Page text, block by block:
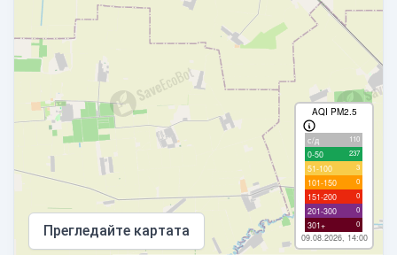
AQI PM2.5
с/д 110
0-50 237
51-100 3
101-150 0
151-200 0
201-300 0
301+ 0
09.08.2026, 14:00
Прегледайте картата